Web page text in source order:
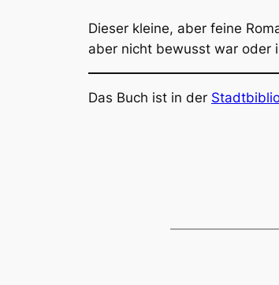
Dieser kleine, aber feine
aber nicht bewusst war oder
Das Buch ist in der